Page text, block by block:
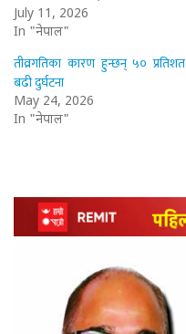
July 11, 2026
In "नेपाल"
तीव्रगतिका कारण हुन्छन् ५० प्रतिशत
बढी दुर्घटना
May 24, 2026
In "नेपाल"